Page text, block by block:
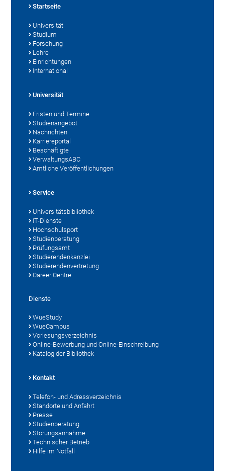
Startseite
Universität
Studium
Forschung
Lehre
Einrichtungen
International
Universität
Fristen und Termine
Studienangebot
Nachrichten
Karriereportal
Beschäftigte
VerwaltungsABC
Amtliche Veröffentlichungen
Service
Universitätsbibliothek
IT-Dienste
Hochschulsport
Studienberatung
Prüfungsamt
Studierendenkanzlei
Studierendenvertretung
Career Centre
Dienste
WueStudy
WueCampus
Vorlesungsverzeichnis
Online-Bewerbung und Online-Einschreibung
Katalog der Bibliothek
Kontakt
Telefon- und Adressverzeichnis
Standorte und Anfahrt
Presse
Studienberatung
Störungsannahme
Technischer Betrieb
Hilfe im Notfall